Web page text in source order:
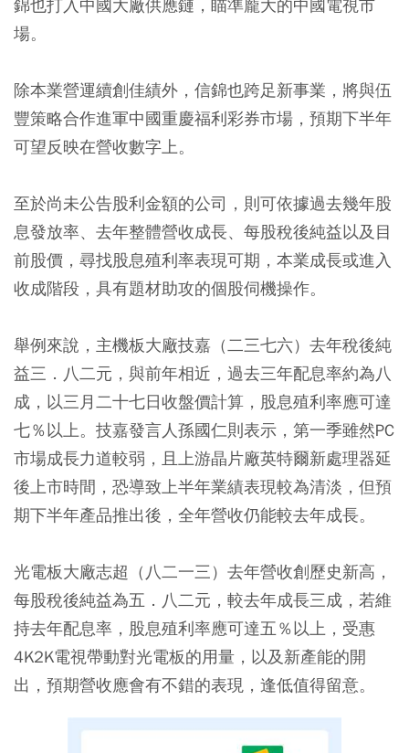
錦也打入中國大廠供應鏈，瞄準龐大的中國電視市
場。
除本業營運續創佳績外，信錦也跨足新事業，將與伍
豐策略合作進軍中國重慶福利彩券市場，預期下半年
可望反映在營收數字上。
至於尚未公告股利金額的公司，則可依據過去幾年股
息發放率、去年整體營收成長、每股稅後純益以及目
前股價，尋找股息殖利率表現可期，本業成長或進入
收成階段，具有題材助攻的個股伺機操作。
舉例來說，主機板大廠技嘉（二三七六）去年稅後純
益三．八二元，與前年相近，過去三年配息率約為八
成，以三月二十七日收盤價計算，股息殖利率應可達
七％以上。技嘉發言人孫國仁則表示，第一季雖然PC
市場成長力道較弱，且上游晶片廠英特爾新處理器延
後上市時間，恐導致上半年業績表現較為清淡，但預
期下半年產品推出後，全年營收仍能較去年成長。
光電板大廠志超（八二一三）去年營收創歷史新高，
每股稅後純益為五．八二元，較去年成長三成，若維
持去年配息率，股息殖利率應可達五％以上，受惠
4K2K電視帶動對光電板的用量，以及新產能的開
出，預期營收應會有不錯的表現，逢低值得留意。